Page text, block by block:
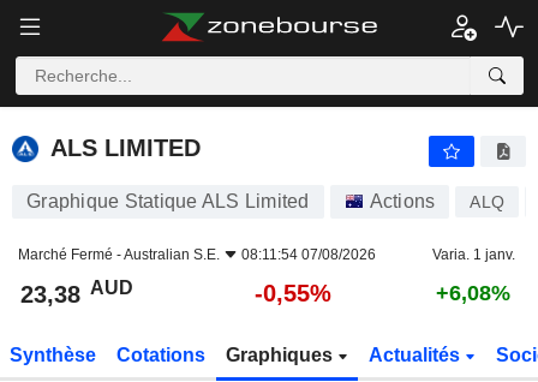
ALS LIMITED
ALS LIMITED
Graphique Statique ALS Limited Actions ALQ
Marché Fermé -Australian S.E. 08:11:54 07/08/2026 Varia. 1 janv.
23,38 AUD -0,55% +6,08%
Synthèse Cotations Graphiques Actualités